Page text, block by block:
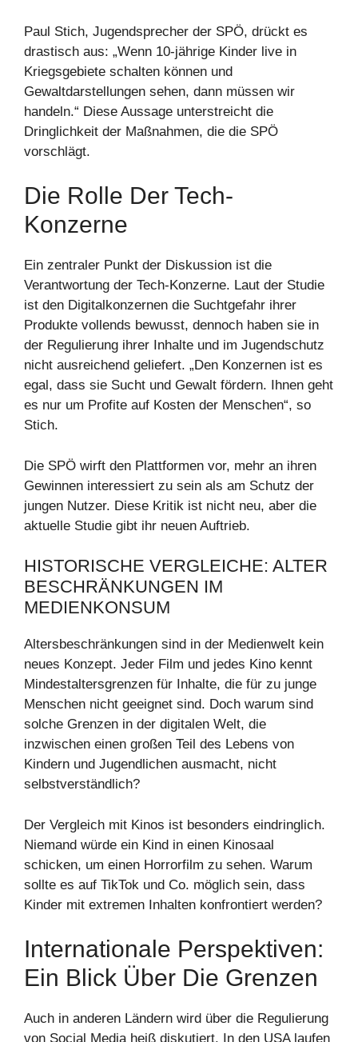
Paul Stich, Jugendsprecher der SPÖ, drückt es
drastisch aus: „Wenn 10-jährige Kinder live in
Kriegsgebiete schalten können und
Gewaltdarstellungen sehen, dann müssen wir
handeln.“ Diese Aussage unterstreicht die
Dringlichkeit der Maßnahmen, die die SPÖ
vorschlägt.
Die Rolle Der Tech-
Konzerne
Ein zentraler Punkt der Diskussion ist die
Verantwortung der Tech-Konzerne. Laut der Studie
ist den Digitalkonzernen die Suchtgefahr ihrer
Produkte vollends bewusst, dennoch haben sie in
der Regulierung ihrer Inhalte und im Jugendschutz
nicht ausreichend geliefert. „Den Konzernen ist es
egal, dass sie Sucht und Gewalt fördern. Ihnen geht
es nur um Profite auf Kosten der Menschen“, so
Stich.
Die SPÖ wirft den Plattformen vor, mehr an ihren
Gewinnen interessiert zu sein als am Schutz der
jungen Nutzer. Diese Kritik ist nicht neu, aber die
aktuelle Studie gibt ihr neuen Auftrieb.
HISTORISCHE VERGLEICHE: ALTER
BESCHRÄNKUNGEN IM
MEDIENKONSUM
Altersbeschränkungen sind in der Medienwelt kein
neues Konzept. Jeder Film und jedes Kino kennt
Mindestaltersgrenzen für Inhalte, die für zu junge
Menschen nicht geeignet sind. Doch warum sind
solche Grenzen in der digitalen Welt, die
inzwischen einen großen Teil des Lebens von
Kindern und Jugendlichen ausmacht, nicht
selbstverständlich?
Der Vergleich mit Kinos ist besonders eindringlich.
Niemand würde ein Kind in einen Kinosaal
schicken, um einen Horrorfilm zu sehen. Warum
sollte es auf TikTok und Co. möglich sein, dass
Kinder mit extremen Inhalten konfrontiert werden?
Internationale Perspektiven:
Ein Blick Über Die Grenzen
Auch in anderen Ländern wird über die Regulierung
von Social Media heiß diskutiert. In den USA laufen